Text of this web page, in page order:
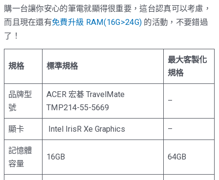
購一台讓你安心的筆電就顯得很重要，這台認真可以考慮，
而且現在還有免費升級 RAM(16G>24G) 的活動，不要錯過
了！
規格 標準規格
最大客製化
規格
品牌型
號
ACER 宏碁 TravelMate
TMP214-55-5669
–
顯卡 Intel IrisR Xe Graphics –
記憶體
容量
16GB 64GB